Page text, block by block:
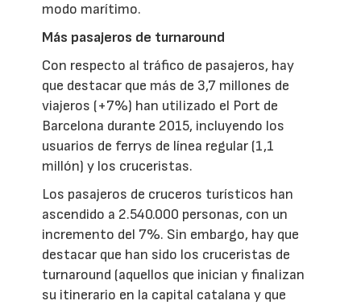
modo marítimo.
Más pasajeros de turnaround
Con respecto al tráfico de pasajeros, hay
que destacar que más de 3,7 millones de
viajeros (+7%) han utilizado el Port de
Barcelona durante 2015, incluyendo los
usuarios de ferrys de línea regular (1,1
millón) y los cruceristas.
Los pasajeros de cruceros turísticos han
ascendido a 2.540.000 personas, con un
incremento del 7%. Sin embargo, hay que
destacar que han sido los cruceristas de
turnaround (aquellos que inician y finalizan
su itinerario en la capital catalana y que